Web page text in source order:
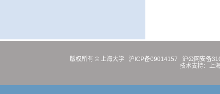
版权所有 © 上海大学 沪ICP备09014157
沪公网安备
技术支持：上